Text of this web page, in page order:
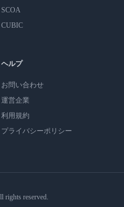
SCOA
CUBIC
ヘルプ
お問い合わせ
運営企業
利用規約
プライバシーポリシー
rights reserved.